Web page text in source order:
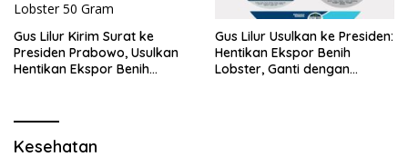
Gus Lilur Kirim Surat ke
Presiden Prabowo, Usulkan
Hentikan Ekspor Benih
Gus Lilur Usulkan ke Presiden:
Hentikan Ekspor Benih
Lobster, Ganti dengan
Kesehatan